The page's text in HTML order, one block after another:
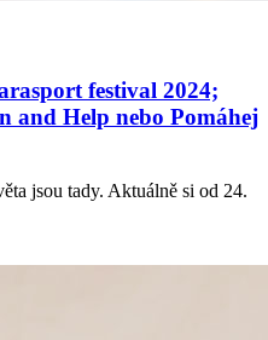
festival 2024;
and Help nebo Pomáhej
jsou tady. Aktuálně si od 24.